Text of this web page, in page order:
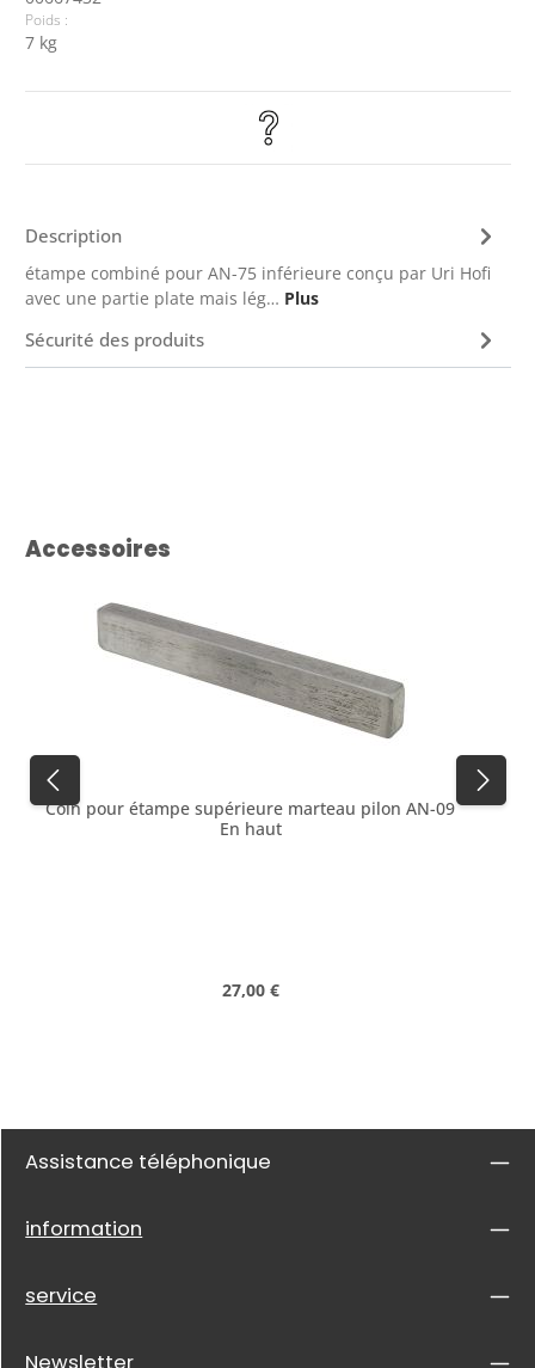
Poids :
7 kg
Description
étampe combiné pour AN-75 inférieure conçu par Uri Hofi
avec une partie plate mais lég… Plus
Sécurité des produits
Ignorer la galerie de produits
Accessoires
Coin pour étampe supérieure marteau pilon AN-09
En haut
Prix régulier :
27,00 €
Assistance téléphonique
information
service